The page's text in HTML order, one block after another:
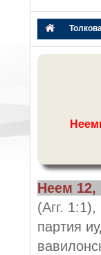
Неем 12,
(Агг.
партия